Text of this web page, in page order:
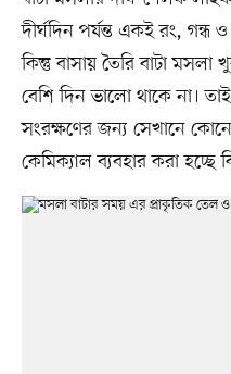
দীর্ঘদিন পর্যন্ত একই রং, গন্ধ
কিন্তু বাসায় তৈরি বাটা
বেশি দিন ভালো থাকে না। তাই
সংরক্ষণের জন্য সেখানে
কেমিক্যাল ব্যবহার করা হচ্ছে